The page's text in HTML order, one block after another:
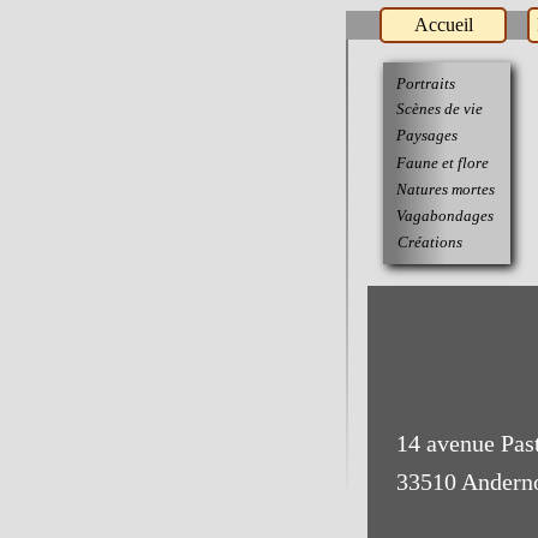
Accueil
Scènes de vie
Créations
Faune et flore
Natures mortes
Paysages
Portraits
Vagabondages
14 avenue
33510